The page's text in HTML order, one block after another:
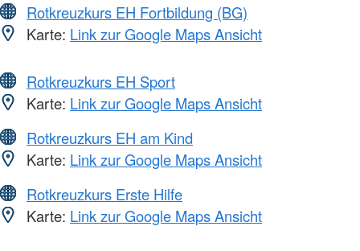
Rotkreuzkurs EH Fortbildung (BG)
Karte: Link zur Google Maps Ansicht
Rotkreuzkurs EH Sport
Karte: Link zur Google Maps Ansicht
Rotkreuzkurs EH am Kind
Karte: Link zur Google Maps Ansicht
Rotkreuzkurs Erste Hilfe
Karte: Link zur Google Maps Ansicht